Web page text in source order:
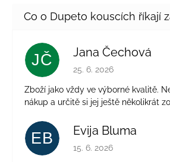
JČ Jana Čechová
Hodnocení obchodu je 5
25. 6. 2026
Zboží jako vždy ve výborné kvalitě.
nákup a určitě si jej ještě několikrát
EB Evija Bluma
Hodnocení obchodu je 5
15. 6. 2026